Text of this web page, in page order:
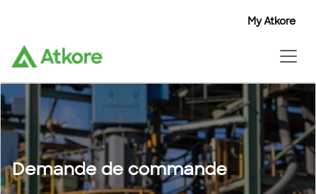
My Atkore
Demande de commande